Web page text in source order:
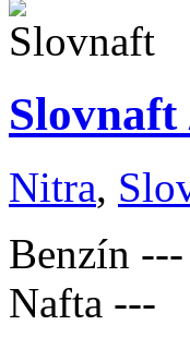
Nitra,
Benzín ---
Nafta ---